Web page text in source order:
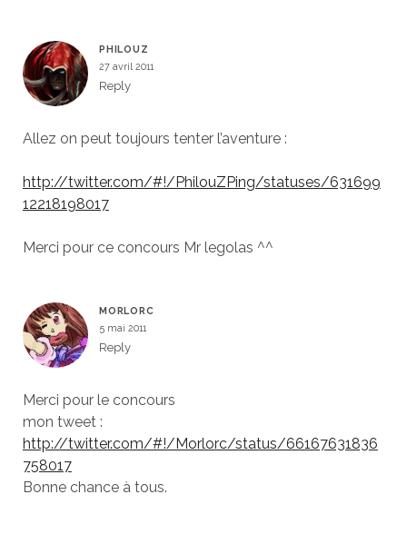
PHILOUZ
27 avril 2011
Reply
Allez on peut toujours tenter l’aventure :
http://twitter.com/#!/PhilouZPing/statuses/631699
12218198017
Merci pour ce concours Mr legolas ^^
MORLORC
5 mai 2011
Reply
Merci pour le concours
mon tweet :
http://twitter.com/#!/Morlorc/status/66167631836
758017
Bonne chance à tous.